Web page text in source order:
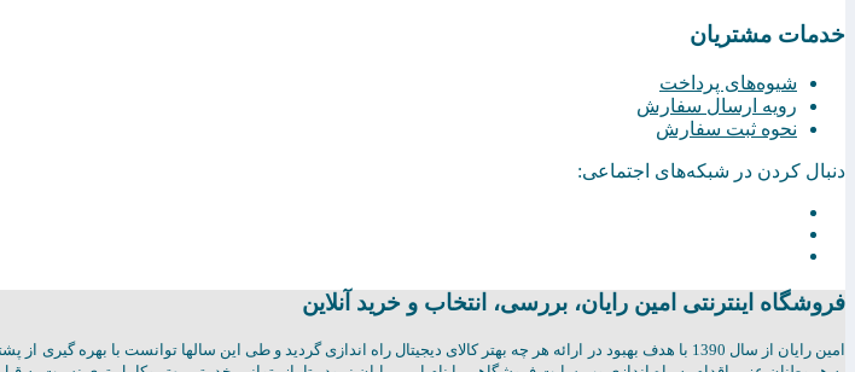
خدمات مشتریان
شیوه‌های پرداخت
رویه ارسال سفارش
نحوه ثبت سفارش
دنبال کردن در شبکه‌های اجتماعی:
فروشگاه اینترنتی امين رايان، بررسی، انتخاب و خرید آنلاین
امين رايان از سال 1390 با هدف بهبود در ارائه هر چه بهتر کالای دیجیتال راه اندازی گردید و طی این سالها توانست با